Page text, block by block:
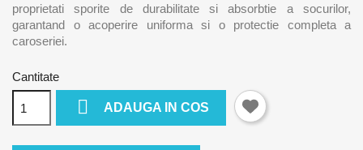
proprietati sporite de durabilitate si absorbtie a socurilor,
garantand o acoperire uniforma si o protectie completa a
caroseriei.
Cantitate
 ADAUGA IN COS